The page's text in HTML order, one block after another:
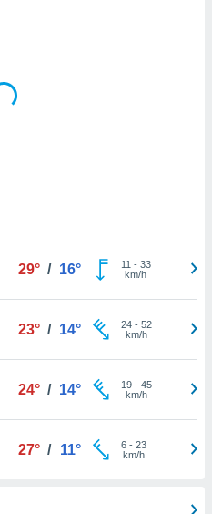
29° / 16° 11 - 33
km/h
23° / 14° 24- 52
km/h
24° / 14° 19- 45
km/h
27° / 11° 6- 23
km/h